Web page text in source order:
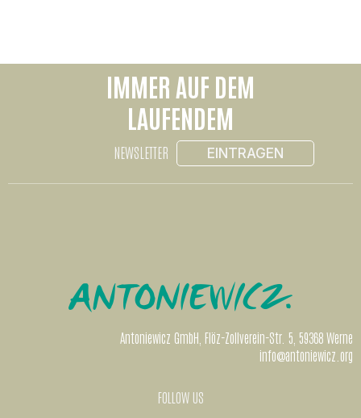
IMMER AUF DEM
LAUFENDEM
NEWSLETTER EINTRAGEN
Antoniewicz GmbH, Flöz-Zollverein-Str. 5, 59368 Werne
info@antoniewicz.org
FOLLOW US